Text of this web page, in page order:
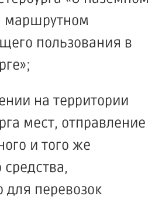
маршрутном
пользования в
на территории
мест, отправление
и того же
средства,
для перевозок